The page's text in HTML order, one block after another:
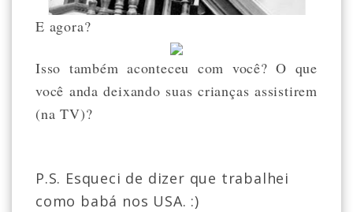
E agora?
Isso também aconteceu com você? O que
você anda deixando suas crianças assistirem
(na TV)?
P.S. Esqueci de dizer que trabalhei
como babá nos USA. :)